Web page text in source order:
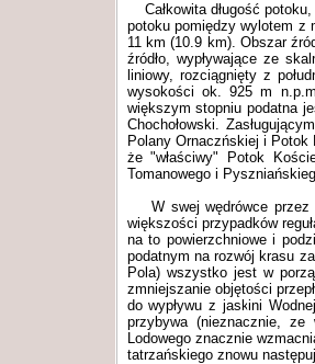
Całkowita długość
potoku pomiędzy wylotem z
11 km (10.9 km). Obszar
źródło, wypływające ze
liniowy, rozciągnięty z
wysokości ok. 925 m
większym stopniu podatna
Chochołowski.
Polany Ornaczńskiej i
że "właściwy" Potok
Tomanowego i
W swej wędrówce przez
większości przypadków
na to powierzchniowe i
podatnym na rozwój krasu
Pola) wszystko jest w
zmniejszanie objętości
do wypływu z jaskini
przybywa (nieznacznie, ze
Lodowego znacznie
tatrzańskiego znowu